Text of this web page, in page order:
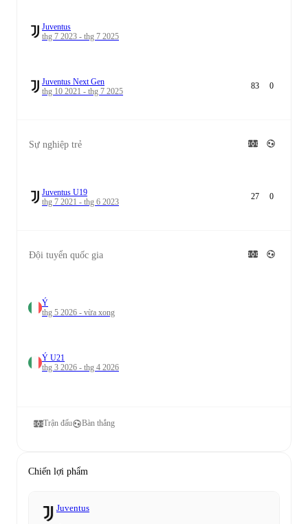
Juventus
thg 7 2023 - thg 7 2025
Juventus Next Gen
thg 10 2021 - thg 7 2025
83 0
Sự nghiệp trẻ
Juventus U19
thg 7 2021 - thg 6 2023
27 0
Đội tuyển quốc gia
Ý
thg 5 2026 - vừa xong
Ý U21
thg 3 2026 - thg 4 2026
Trận đấu Bàn thắng
Chiến lợi phẩm
Juventus